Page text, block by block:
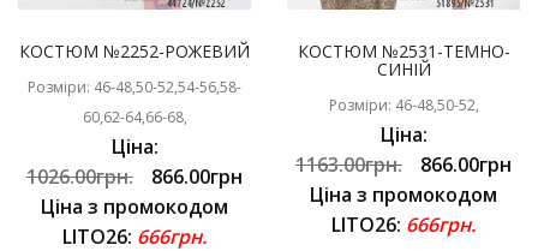
КОСТЮМ №2252-РОЖЕВИЙ
Розміри: 46-48,50-52,54-56,58-
60,62-64,66-68,
Ціна:
1026.00грн.
866.00грн
Ціна з промокодом
LITO26: 666грн.
КОСТЮМ №2531-ТЕМНО-
СИНІЙ
Розміри: 46-48,50-52,
Ціна:
1163.00грн.
866.00грн
Ціна з промокодом
LITO26: 666грн.